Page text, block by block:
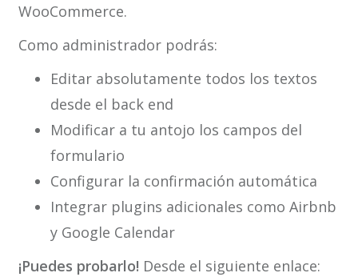
WooCommerce.
Como administrador podrás:
Editar absolutamente todos los textos
desde el back end
Modificar a tu antojo los campos del
formulario
Configurar la confirmación automática
Integrar plugins adicionales como Airbnb
y Google Calendar
¡Puedes probarlo! Desde el siguiente enlace: